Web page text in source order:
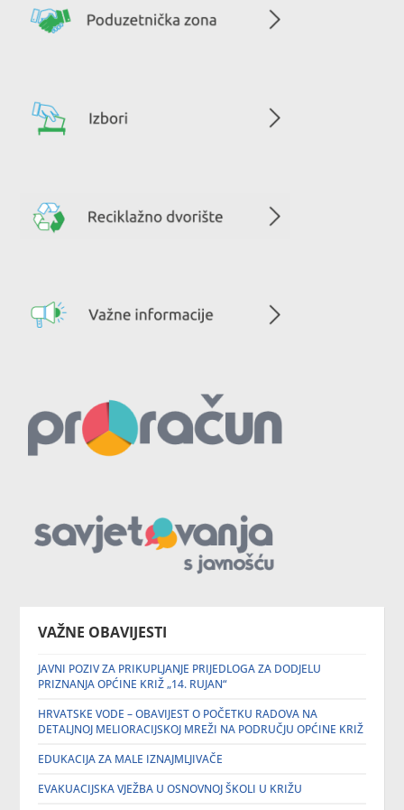
VAŽNE OBAVIJESTI
JAVNI POZIV ZA PRIKUPLJANJE PRIJEDLOGA ZA DODJELU
PRIZNANJA OPĆINE KRIŽ „14. RUJAN“
HRVATSKE VODE – OBAVIJEST O POČETKU RADOVA NA
DETALJNOJ MELIORACIJSKOJ MREŽI NA PODRUČJU OPĆINE KRIŽ
EDUKACIJA ZA MALE IZNAJMLJIVAČE
EVAKUACIJSKA VJEŽBA U OSNOVNOJ ŠKOLI U KRIŽU